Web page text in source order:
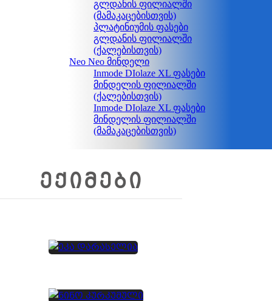
გლდანის ფილიალში
(მამაკაცებისთვის)
პლატინიუმის ფასები
გლდანის ფილიალში
(ქალებისთვის)
Neo Neo მინდელი
Inmode DIolaze XL ფასები
მინდელის ფილიალში
(ქალებისთვის)
Inmode DIolaze XL ფასები
მინდელის ფილიალში
(მამაკაცებისთვის)
ᲔᲥᲘᲛᲔᲑᲘ